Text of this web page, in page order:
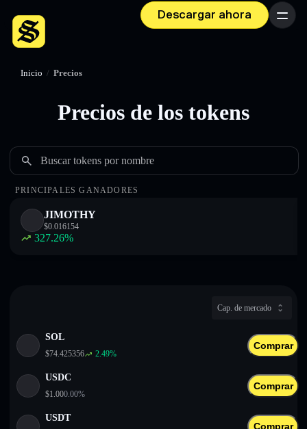
Descargar ahora Menú
Deutsch
Italiano
Inicio / Precios
Precios de los tokens
Buscar tokens por nombre
PRINCIPALES GANADORES
JIMOTHY
$0.016154
327.26%
Cap. de mercado
SOL
$74.425356 2.49%
Comprar
USDC
$1.000.00%
Comprar
USDT
Comprar